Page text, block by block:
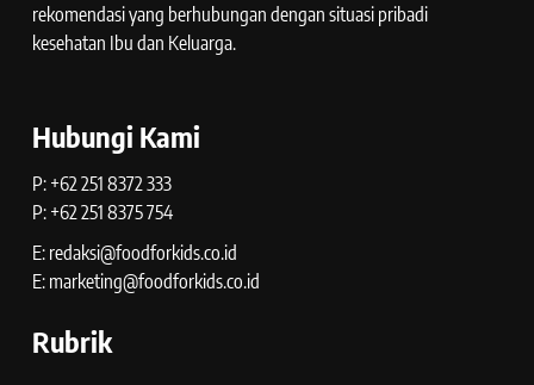
rekomendasi yang berhubungan dengan situasi pribadi
kesehatan Ibu dan Keluarga.
Hubungi Kami
P: +62 251 8372 333
P: +62 251 8375 754
E: redaksi@foodforkids.co.id
E: marketing@foodforkids.co.id
Rubrik